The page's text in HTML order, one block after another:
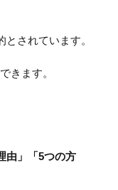
されています。
きます。
由」「5つの方